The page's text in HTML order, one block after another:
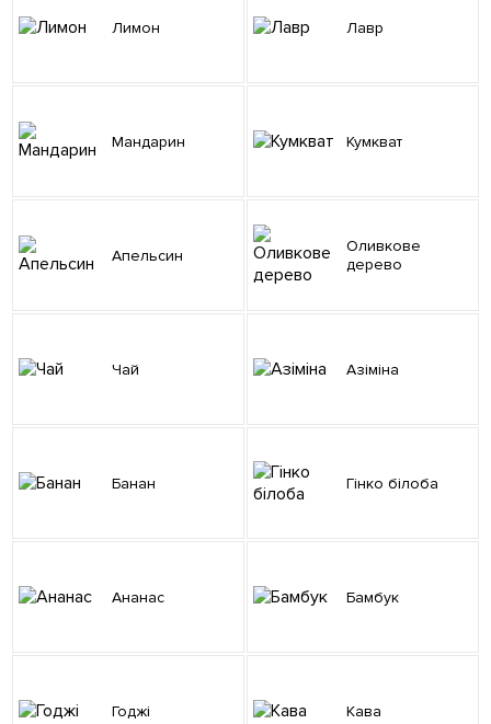
Лимон Лавр
Мандарин Кумкват
Апельсин
Оливкове
дерево
Чай Азіміна
Банан Гінко білоба
Ананас Бамбук
Годжі Кава